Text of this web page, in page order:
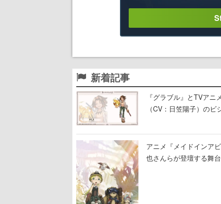
新着記事
『グラブル』とTVア
（CV：日笠陽子）のビ
アニメ『メイドインア
也さんらが登壇する舞